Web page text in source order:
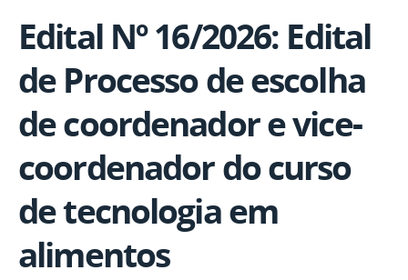
Edital Nº 16/2026: Edital
de Processo de escolha
de coordenador e vice-
coordenador do curso
de tecnologia em
alimentos